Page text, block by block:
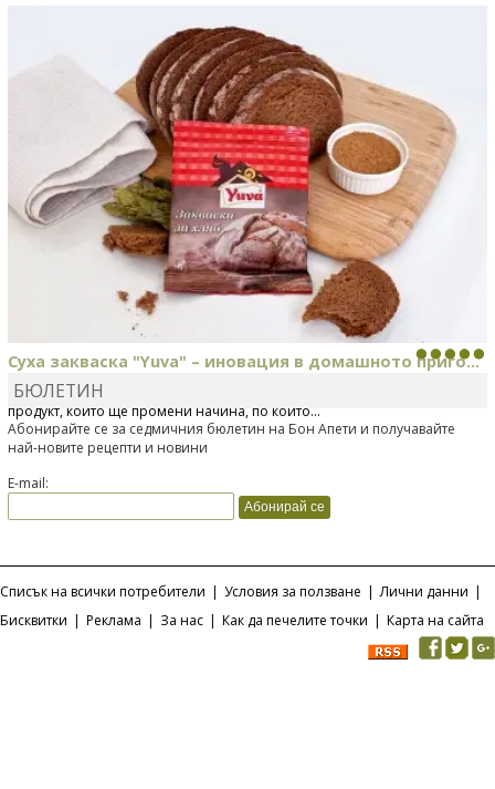
Суха закваска "Yuva" – иновация в домашното приго...
Отскоро Лесафр България стартира предлагането на изцяло нов
продукт, който ще промени начина, по който...
БЮЛЕТИН
Абонирайте се за седмичния бюлетин на Бон Апети и получавайте
най-новите рецепти и новини
E-mail:
Списък на всички потребители | Условия за ползване | Лични данни |
Бисквитки | Реклама | За нас | Как да печелите точки | Карта на сайта